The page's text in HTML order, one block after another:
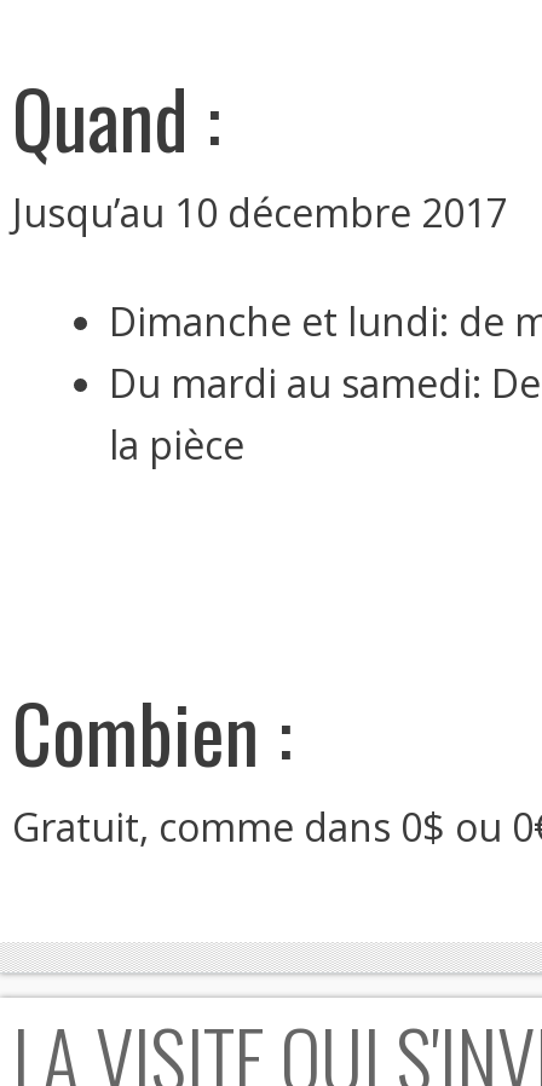
Quand :
Jusqu’au 10 décembre 2017
Dimanche et lundi: de
Du mardi au samedi:
la pièce
Combien :
Gratuit, comme dans 0$ ou
LA VISITE QUI